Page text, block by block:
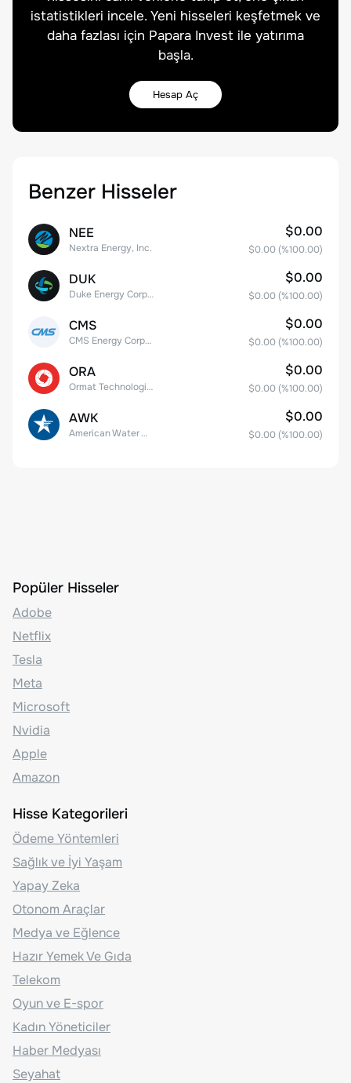
istatistikleri incele. Yeni hisseleri keşfetmek ve
daha fazlası için Papara Invest ile yatırıma
başla.
Hesap Aç
Benzer Hisseler
NEE
Nextra Energy, Inc.
$0.00
$0.00 (%100.00)
DUK
Duke Energy Corporation
$0.00
$0.00 (%100.00)
CMS
CMS Energy Corporation
$0.00
$0.00 (%100.00)
ORA
Ormat Technologies, Inc.
$0.00
$0.00 (%100.00)
AWK
American Water Works Company, Inc
$0.00
$0.00 (%100.00)
Popüler Hisseler
Adobe
Netflix
Tesla
Meta
Microsoft
Nvidia
Apple
Amazon
Hisse Kategorileri
Ödeme Yöntemleri
Sağlık ve İyi Yaşam
Yapay Zeka
Otonom Araçlar
Medya ve Eğlence
Hazır Yemek Ve Gıda
Telekom
Oyun ve E-spor
Kadın Yöneticiler
Haber Medyası
Seyahat